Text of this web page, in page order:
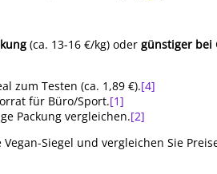
(ca. 13-16 €/kg) oder günstiger bei
zum Testen (ca. 1,89 €).[4]
für Büro/Sport.[1]
Packung vergleichen.[2]
Siegel und vergleichen Sie